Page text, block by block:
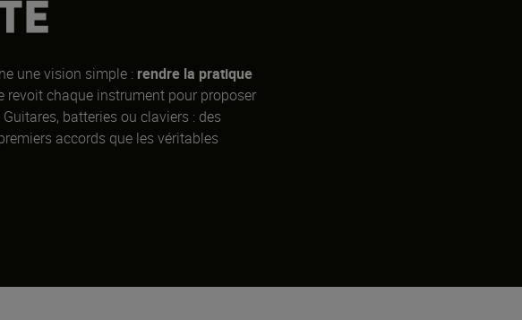
une vision simple : rendre la pratique
revoit chaque instrument pour proposer
batteries ou claviers : des
accords que les véritables